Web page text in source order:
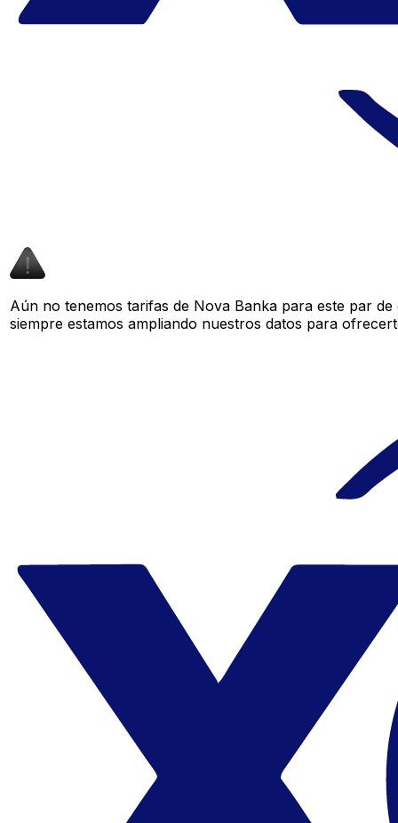
Aún no tenemos tarifas de Nova Banka para este par
siempre estamos ampliando nuestros datos para